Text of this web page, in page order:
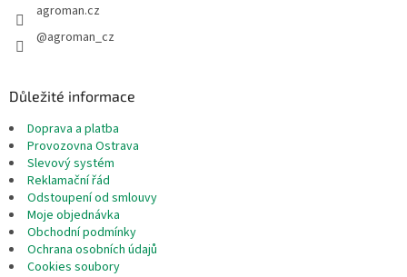
agroman.cz
@agroman_cz
Důležité informace
Doprava a platba
Provozovna Ostrava
Slevový systém
Reklamační řád
Odstoupení od smlouvy
Moje objednávka
Obchodní podmínky
Ochrana osobních údajů
Cookies soubory